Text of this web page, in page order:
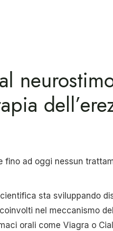
fino ad oggi nessun
sta sviluppando
nel meccanismo
orali come Viagra o